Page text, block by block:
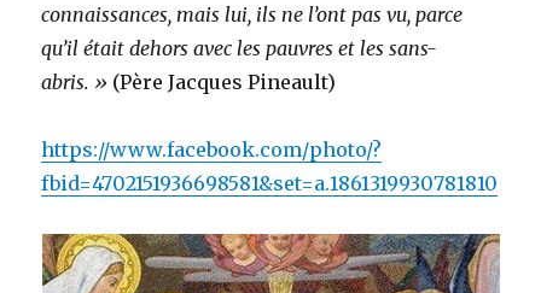
connaissances, mais lui, ils ne l’ont pas vu, parce
qu’il était dehors avec les pauvres et les sans-
abris. » (Père Jacques Pineault)
https://www.facebook.com/photo/?
fbid=4702151936698581&set=a.1861319930781810